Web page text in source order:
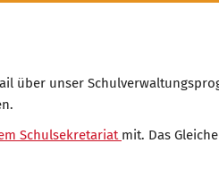
über unser
Schulsekretariat mit. Das